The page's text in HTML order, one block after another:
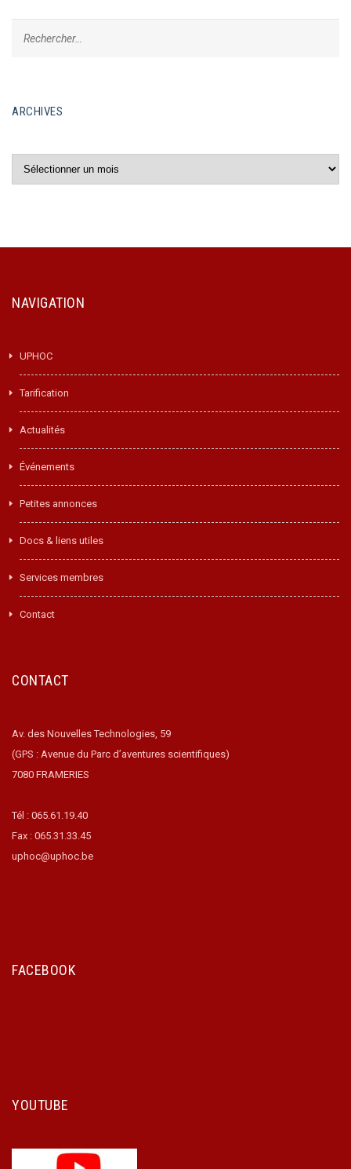
ARCHIVES
NAVIGATION
UPHOC
Tarification
Actualités
Événements
Petites annonces
Docs & liens utiles
Services membres
Contact
CONTACT
Av. des Nouvelles Technologies, 59
(GPS : Avenue du Parc d’aventures scientifiques)
7080 FRAMERIES
Tél : 065.61.19.40
Fax : 065.31.33.45
uphoc@uphoc.be
FACEBOOK
YOUTUBE